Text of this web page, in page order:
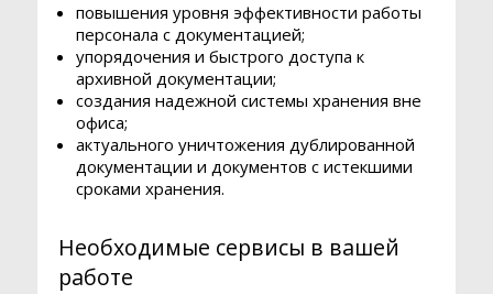
повышения уровня эффективности работы
персонала с документацией;
упорядочения и быстрого доступа к
архивной документации;
создания надежной системы хранения вне
офиса;
актуального уничтожения дублированной
документации и документов с истекшими
сроками хранения.
Необходимые сервисы в вашей
работе
вопрос
написать
spa@sibarchive.ru